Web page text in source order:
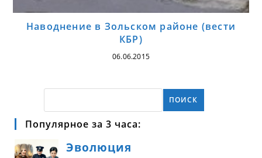
Наводнение в Зольском районе (вести
КБР)
06.06.2015
ПОИСК
Популярное за 3 часа: